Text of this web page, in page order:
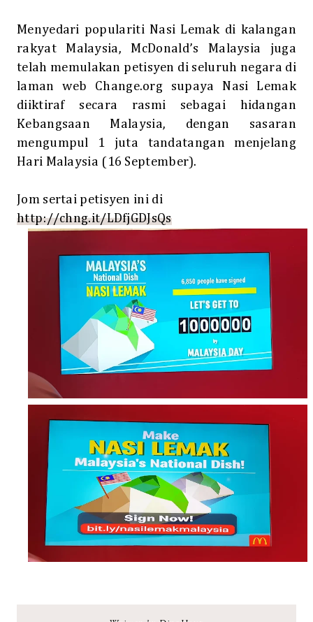
Menyedari populariti Nasi Lemak di kalangan
rakyat Malaysia, McDonald’s Malaysia juga
telah memulakan petisyen di seluruh negara di
laman web Change.org supaya Nasi Lemak
diiktiraf secara rasmi sebagai hidangan
Kebangsaan Malaysia, dengan sasaran
mengumpul 1 juta tandatangan menjelang
Hari Malaysia (16 September).
Jom sertai petisyen ini di
http://chng.it/LDfjGDJsQs